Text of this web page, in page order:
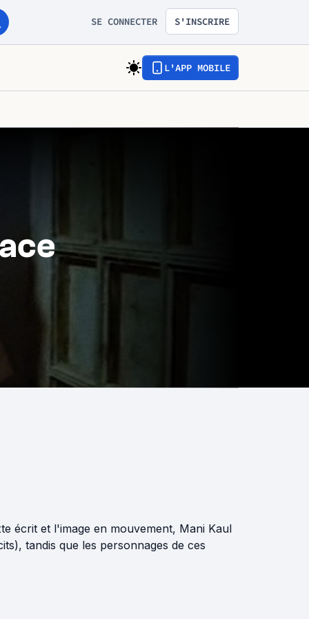
SE CONNECTER S'INSCRIRE
L'APP MOBILE
écrit et l'image en mouvement, Mani Kaul
tandis que les personnages de ces